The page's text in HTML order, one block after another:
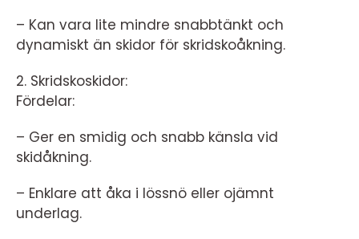
– Kan vara lite mindre snabbtänkt och
dynamiskt än skidor för skridskoåkning.
2. Skridskoskidor:
Fördelar:
– Ger en smidig och snabb känsla vid
skidåkning.
– Enklare att åka i lössnö eller ojämnt
underlag.